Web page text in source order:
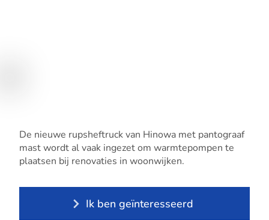
De nieuwe rupsheftruck van Hinowa met pantograaf
mast wordt al vaak ingezet om warmtepompen te
plaatsen bij renovaties in woonwijken.
Ik ben geïnteresseerd